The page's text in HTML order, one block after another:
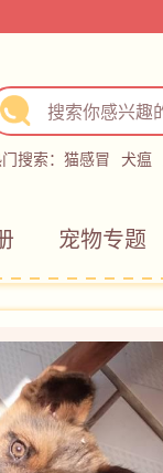
搜索： 猫感冒 犬瘟
宠物专题